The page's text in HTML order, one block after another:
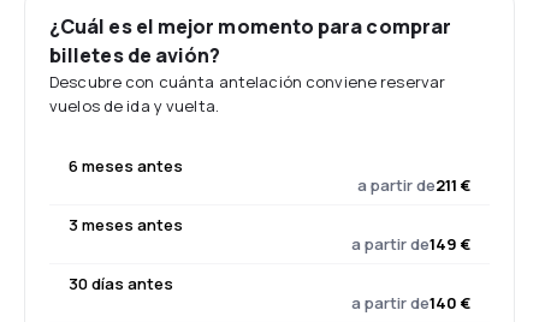
¿Cuál es el mejor momento para comprar
billetes de avión?
Descubre con cuánta antelación conviene reservar
vuelos de ida y vuelta.
6 meses antes
a partir de211 €
3 meses antes
a partir de149 €
30 días antes
a partir de140 €